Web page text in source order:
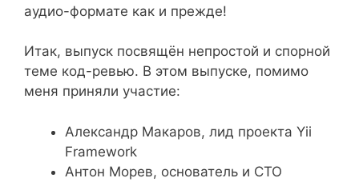
аудио-формате как и прежде!
Итак, выпуск посвящён непростой и спорной
теме код-ревью. В этом выпуске, помимо
меня приняли участие:
Александр Макаров, лид проекта Yii
Framework
Антон Морев, основатель и СТО